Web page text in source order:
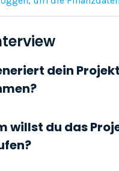
dein Projekt
willst du das